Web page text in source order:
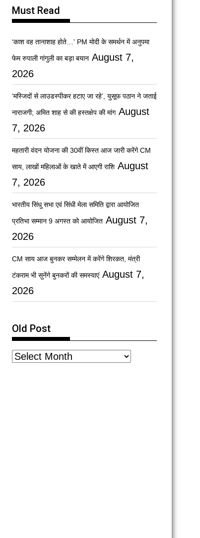
Must Read
‘काश वह तानाशाह होते…’ PM मोदी के समर्थन में अनुपमा
फेम रुपाली गांगुली का बड़ा बयान August 7,
2026
‘मस्जिदों से लाउडस्पीकर हटाए जा रहे’, युसूफ पठान ने जताई
नाराजगी; अमित शाह से की हस्तक्षेप की मांग August
7, 2026
महतारी वंदन योजना की 30वीं किस्त आज जारी करेंगे CM
साय, लाखों महिलाओं के खाते में आएगी राशि August
7, 2026
भारतीय सिंधु सभा एवं सिंधी मेला समिति द्वारा आयोजित
प्रतिभा सम्मान 9 अगस्त को आयोजित August 7,
2026
CM साय आज बुनकर सम्मेलन में करेंगे शिरकत, मंत्री
टंकराम भी सुनेंगे बुनकरों की समस्याएं August 7,
2026
Old Post